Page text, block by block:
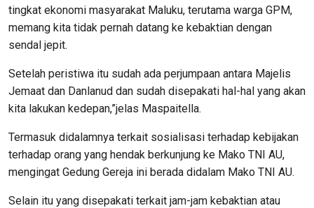
tingkat ekonomi masyarakat Maluku, terutama warga GPM,
memang kita tidak pernah datang ke kebaktian dengan
sendal jepit.
Setelah peristiwa itu sudah ada perjumpaan antara Majelis
Jemaat dan Danlanud dan sudah disepakati hal-hal yang akan
kita lakukan kedepan,”jelas Maspaitella.
Termasuk didalamnya terkait sosialisasi terhadap kebijakan
terhadap orang yang hendak berkunjung ke Mako TNI AU,
mengingat Gedung Gereja ini berada didalam Mako TNI AU.
Selain itu yang disepakati terkait jam-jam kebaktian atau